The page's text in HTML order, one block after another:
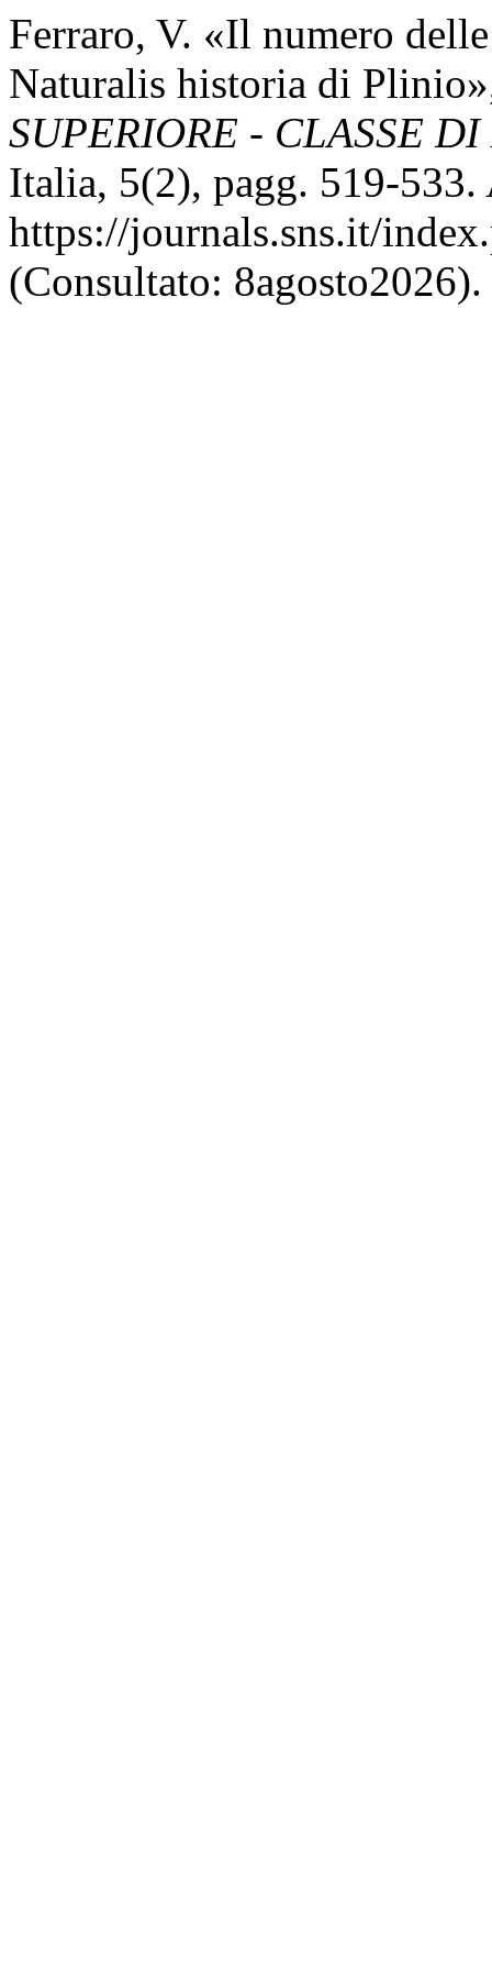
Ferraro, V. «Il numero
Naturalis historia di
SUPERIORE - CLASSE
Italia, 5(2), pagg. 519-533.
https://journals.sns.it/
(Consultato: 8agosto2026).